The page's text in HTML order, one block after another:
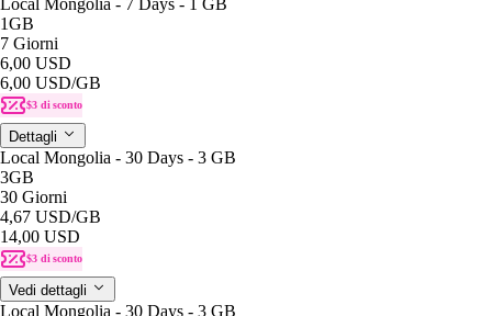
1GB
7 Giorni
6,00 USD
6,00 USD/GB
$3 di sconto
Dettagli
Local Mongolia - 30 Days - 3 GB
3GB
30 Giorni
4,67 USD/GB
14,00 USD
$3 di sconto
Vedi dettagli
Local Mongolia - 30 Days - 3 GB